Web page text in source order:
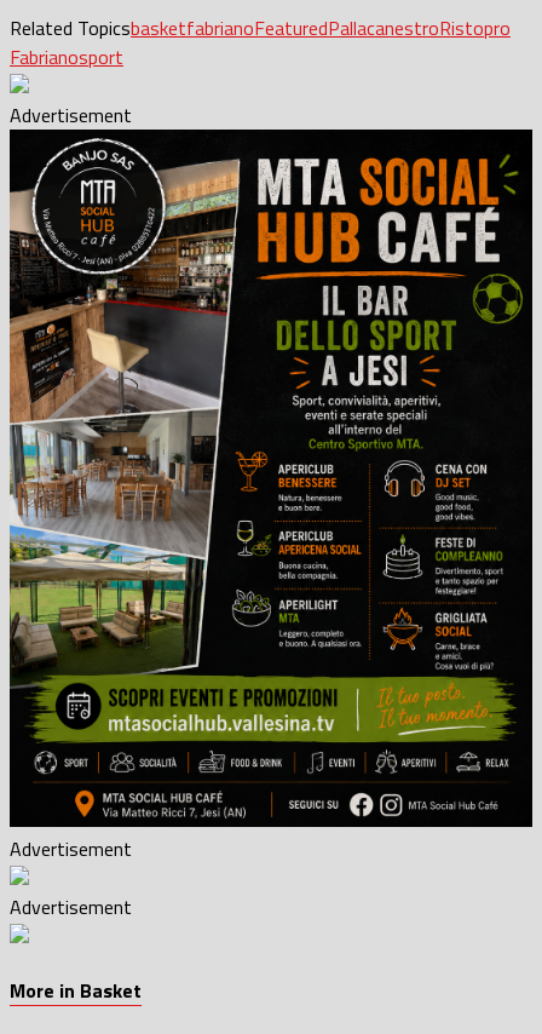
Related TopicsbasketfabrianoFeaturedPallacanestroRistopro
Fabrianosport
Advertisement
Advertisement
Advertisement
More in Basket